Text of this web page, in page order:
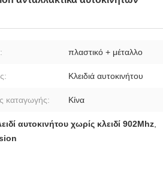
πλαστικό + μέταλλο
Κλειδιά αυτοκινήτου
καταγωγής: Κίνα
αυτοκινήτου χωρίς κλειδί 902Mhz